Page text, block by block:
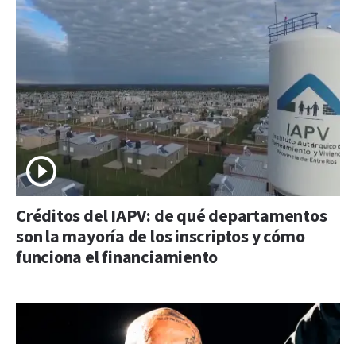
Créditos del IAPV: de qué departamentos
son la mayoría de los inscriptos y cómo
funciona el financiamiento